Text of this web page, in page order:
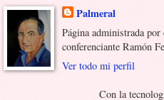
Palmeral
Página administrada
conferenciante Ramón
Ver todo mi perfil
Con la